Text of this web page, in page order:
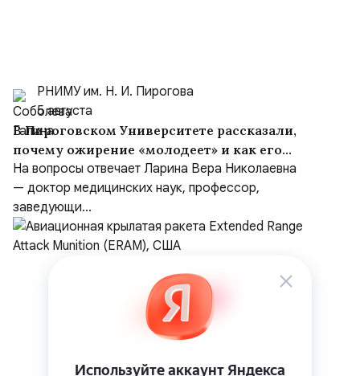
РНИМУ им. Н. И. Пирогова
5 августа
В Пироговском Университете рассказали,
почему ожирение «молодеет» и как его
предотвратить
На вопросы отвечает Ларина Вера Николаевна
— доктор медицинских наук, профессор,
заведующи...